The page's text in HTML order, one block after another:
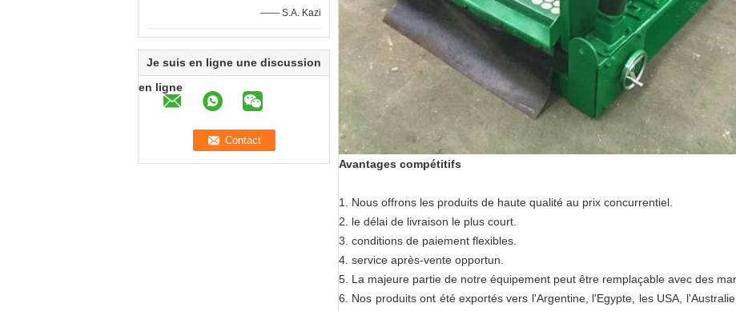
—— S.A. Kazi
Je suis en ligne une discussion
en ligne
Avantages compétitifs
1. Nous offrons les produits de haute qualité au prix concurrentiel.
2. le délai de livraison le plus court.
3. conditions de paiement flexibles.
4. service après-vente opportun.
5. La majeure partie de notre équipement peut être remplaçable avec des
6. Nos produits ont été exportés vers l'Argentine, l'Egypte, les USA,